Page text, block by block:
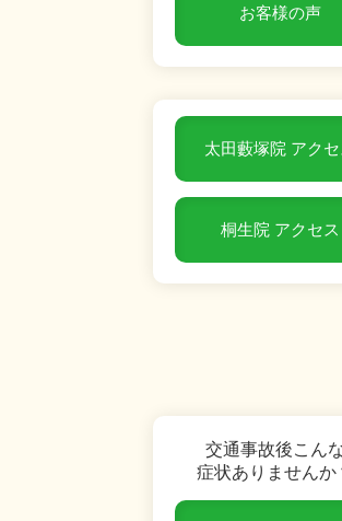
お客様の声
太田藪塚院 アクセ
桐生院 アクセス
交通事故後こん
症状ありませんか